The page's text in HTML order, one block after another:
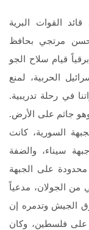
القوات البرية
مرتجي بحافظ
قيام سلاح الجو
الحربية، لمنع
في رحلة تدريبية.
جاثم على الأرض.
السورية، كانت
سيناء، والضفة
محدودة على الجبهة
من الجولان، مدعياً
الجيش وتدمره إن
فلسطين، وكان